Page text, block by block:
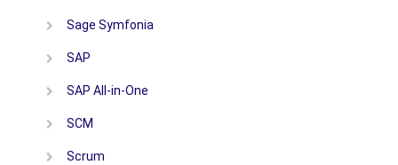
Sage Symfonia
SAP
SAP All-in-One
SCM
Scrum